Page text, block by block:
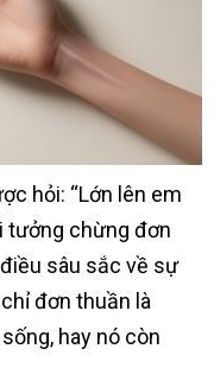
hỏi: “Lớn lên em
tưởng chừng đơn
sâu sắc về sự
đơn thuần là
hay nó còn